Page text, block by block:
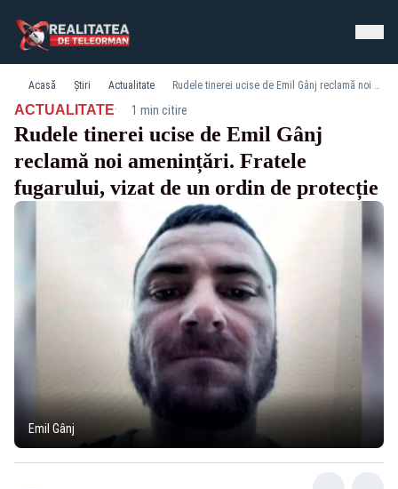
Acasă Știri Actualitate Rudele tinerei ucise de Emil Gânj reclamă noi amenințări. Fratele fugarului, vizat de un ordin de protecție
ACTUALITATE· 1 min citire
Rudele tinerei ucise de Emil Gânj
reclamă noi amenințări. Fratele
fugarului, vizat de un ordin de protecție
Emil Gânj